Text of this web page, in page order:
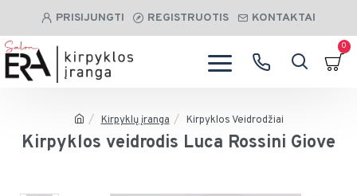
PRISIJUNGTI REGISTRUOTIS KONTAKTAI
0
Kirpyklų įranga Kirpyklos Veidrodžiai
Kirpyklos veidrodis Luca Rossini Giove